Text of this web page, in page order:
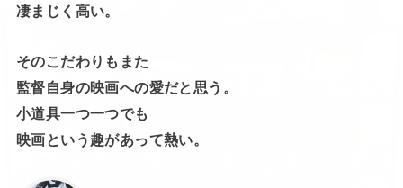
凄まじく高い。
そのこだわりもまた
監督自身の映画への愛だと思う。
小道具一つ一つでも
映画という趣があって熱い。